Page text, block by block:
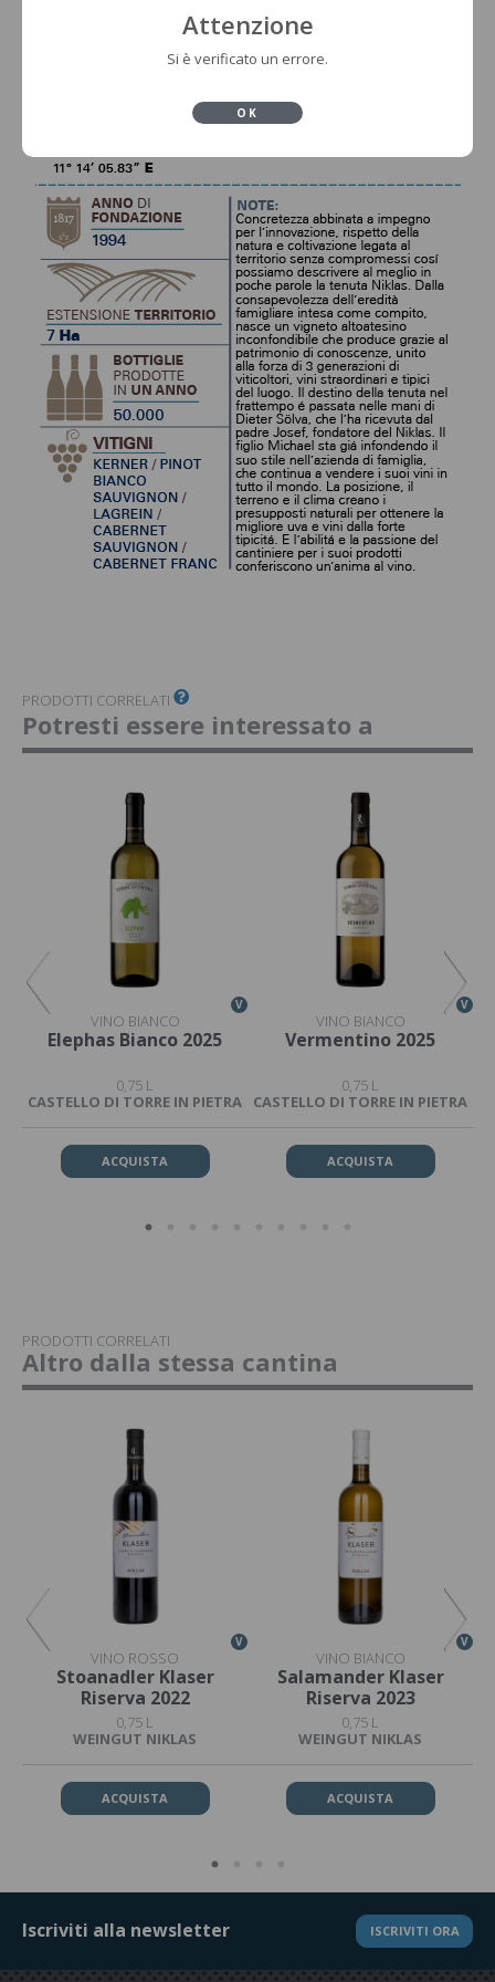
PRODOTTI CORRELATI
Potresti essere interessato a
V
VINO BIANCO
Elephas Bianco 2025
0,75 L
CASTELLO DI TORRE IN PIETRA
ACQUISTA
V
VINO BIANCO
Vermentino 2025
0,75 L
CASTELLO DI TORRE IN PIETRA
ACQUISTA
PRODOTTI CORRELATI
Altro dalla stessa cantina
V
VINO ROSSO
Stoanadler Klaser
Riserva 2022
0,75 L
WEINGUT NIKLAS
ACQUISTA
V
VINO BIANCO
Salamander Klaser
Riserva 2023
0,75 L
WEINGUT NIKLAS
ACQUISTA
Iscriviti alla newsletter ISCRIVITI ORA
Attenzione
Si è verificato un errore.
OK